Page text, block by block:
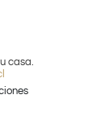
casa.